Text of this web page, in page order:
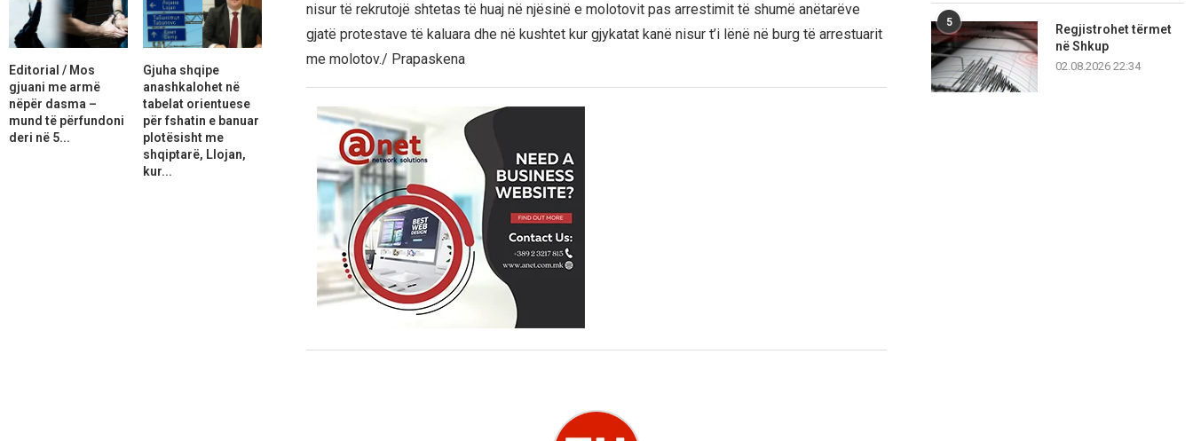
nisur të rekrutojë shtetas të huaj në njësinë e molotovit pas arrestimit të shumë anëtarëve
gjatë protestave të kaluara dhe në kushtet kur gjykatat kanë nisur t’i lënë në burg të arrestuarit
me molotov./ Prapaskena
5
Regjistrohet tërmet
në Shkup
02.08.2026 22:34
Editorial / Mos
gjuani me armë
nëpër dasma –
mund të përfundoni
deri në 5...
Gjuha shqipe
anashkalohet në
tabelat orientuese
për fshatin e banuar
plotësisht me
shqiptarë, Llojan,
kur...